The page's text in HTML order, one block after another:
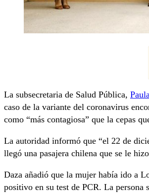
La subsecretaria de Salud Pública,
caso de la variante del coronavirus
como “más contagiosa” que la cepas
La autoridad informó que “el 22 de
llegó una pasajera chilena que se le
Daza añadió que la mujer había ido a
positivo en su test de PCR. La persona